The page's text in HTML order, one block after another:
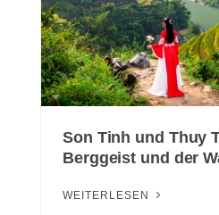
Son Tinh und Thuy
Berggeist und der
WEITERLESEN